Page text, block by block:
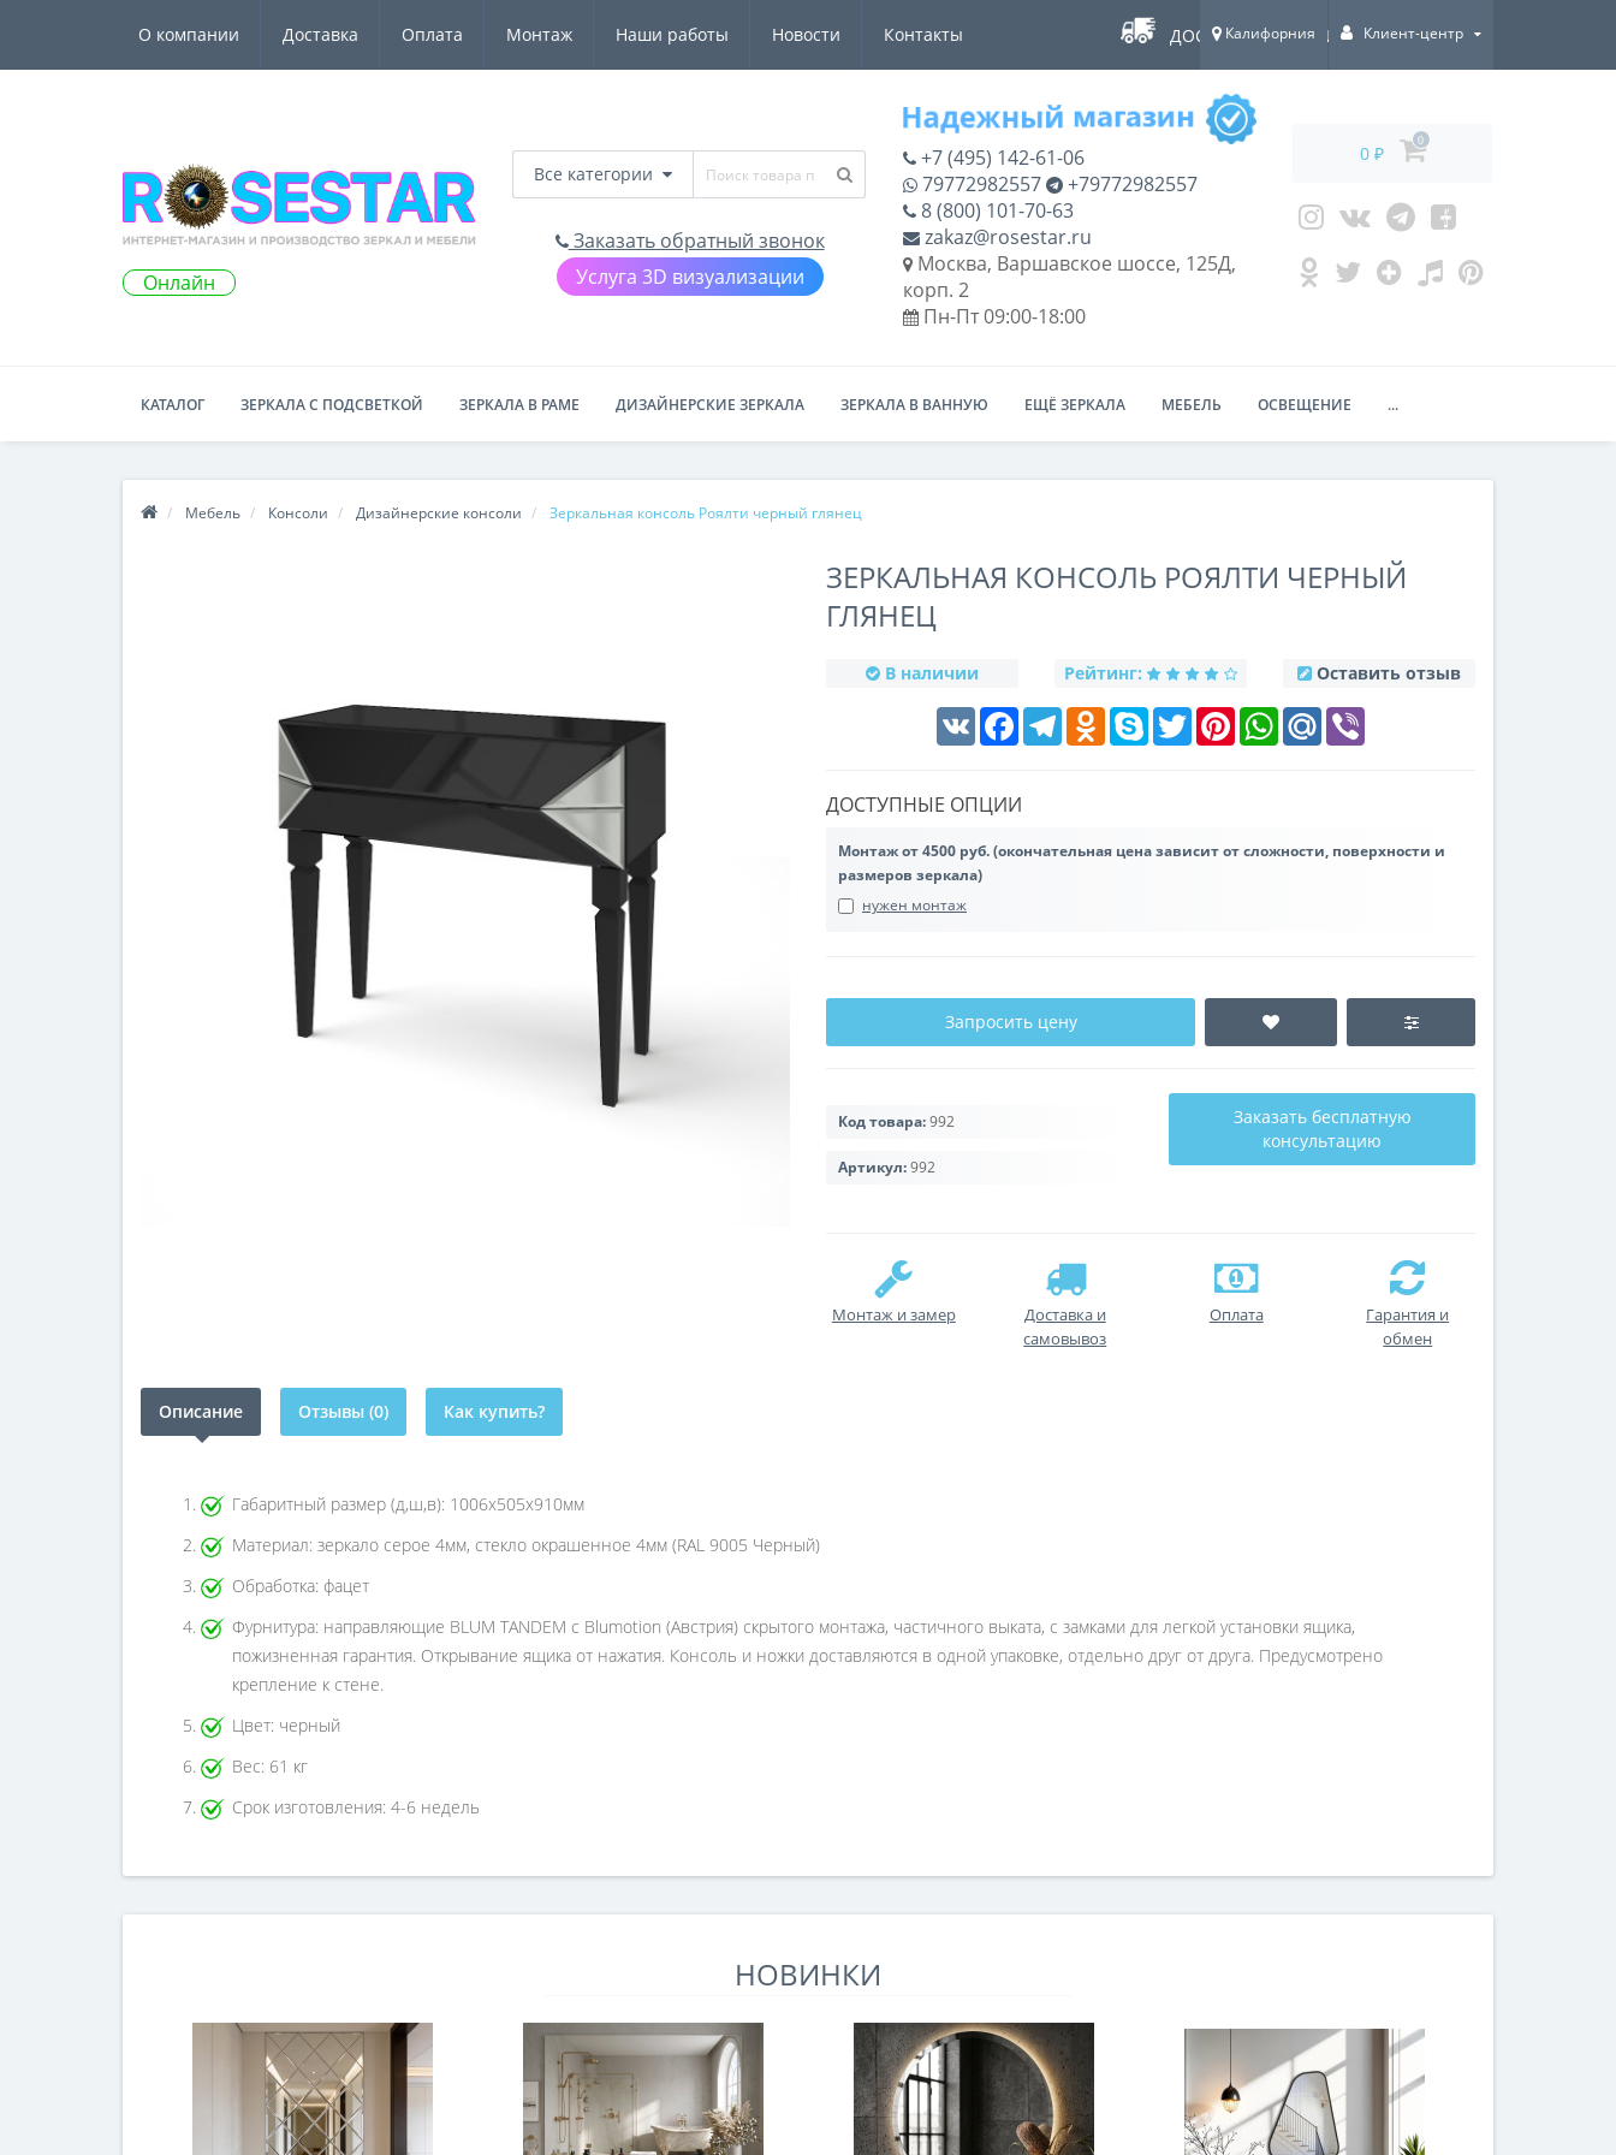
О компании Доставка Оплата Монтаж Наши работы Новости Контакты ДОСТАВКА ПО ВСЕЙ РОССИИ!
Калифорния Клиент-центр
Онлайн
Все категории
Заказать обратный звонок
Услуга 3D визуализации
+7 (495) 142-61-06
79772982557
+79772982557
8 (800) 101-70-63
zakaz@rosestar.ru
Москва, Варшавское шоссе, 125Д,
корп. 2
Пн-Пт 09:00-18:00
0 ₽
0
КАТАЛОГ ЗЕРКАЛА С ПОДСВЕТКОЙ ЗЕРКАЛА В РАМЕ ДИЗАЙНЕРСКИЕ ЗЕРКАЛА ЗЕРКАЛА В ВАННУЮ ЕЩЁ ЗЕРКАЛА МЕБЕЛЬ ОСВЕЩЕНИЕ ...
Мебель Консоли Дизайнерские консоли Зеркальная консоль Роялти черный глянец
ЗЕРКАЛЬНАЯ КОНСОЛЬ РОЯЛТИ ЧЕРНЫЙ
ГЛЯНЕЦ
В наличии Рейтинг: Оставить отзыв
VK FacebookTelegramOdnoklassniki
Skype Twitter PinterestWhatsAppMail.Ru
ДОСТУПНЫЕ ОПЦИИ
Монтаж от 4500 руб. (окончательная цена зависит от сложности, поверхности и
размеров зеркала)
нужен монтаж
Запросить цену
Код товара:992
Артикул:992
Заказать бесплатную
консультацию
Монтаж и замер
Доставка и
самовывоз
Оплата
Гарантия и
обмен
Описание Отзывы (0) Как купить?
Габаритный размер (д,ш,в): 1006х505х910мм
Материал: зеркало серое 4мм, стекло окрашенное 4мм (RAL 9005 Черный)
Обработка: фацет
Фурнитура: направляющие BLUM TANDEM с Blumotion (Австрия) скрытого монтажа, частичного выката, с замками для легкой установки ящика,
пожизненная гарантия. Открывание ящика от нажатия. Консоль и ножки доставляются в одной упаковке, отдельно друг от друга. Предусмотрено
крепление к стене.
Цвет: черный
Вес: 61 кг
Срок изготовления: 4-6 недель
НОВИНКИ